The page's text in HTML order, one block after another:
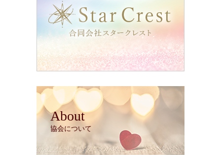
About
協会について